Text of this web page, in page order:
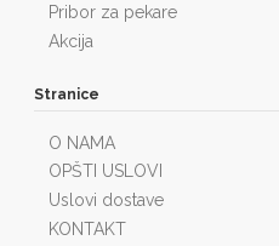
Pribor za pekare
Akcija
Stranice
O NAMA
OPŠTI USLOVI
Uslovi dostave
KONTAKT